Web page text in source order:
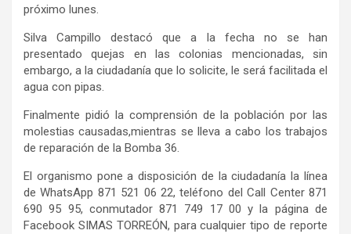
próximo lunes.
Silva Campillo destacó que a la fecha no se han
presentado quejas en las colonias mencionadas, sin
embargo, a la ciudadanía que lo solicite, le será facilitada el
agua con pipas.
Finalmente pidió la comprensión de lapoblación por las
molestias causadas,mientras se lleva a cabo los trabajos
de reparación de la Bomba 36.
El organismo pone a disposición de la ciudadanía la línea
de WhatsApp 871 521 06 22, teléfono delCall
Center 871
690 95 95, conmutador 871 749 17 00 y la página de
Facebook SIMAS TORREÓN, para cualquier tipo de reporte